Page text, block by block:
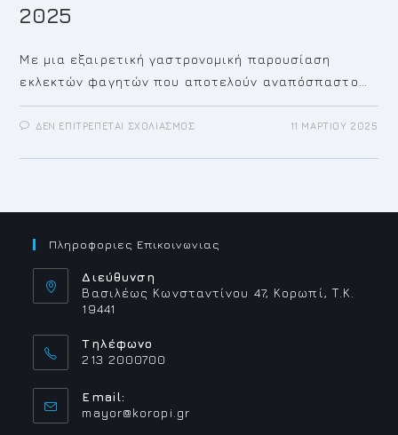
2025
Με μια εξαιρετική γαστρονομική παρουσίαση
εκλεκτών φαγητών που αποτελούν αναπόσπαστο…
ΔΕΝ ΕΠΙΤΡΈΠΕΤΑΙ ΣΧΟΛΙΑΣΜΌΣΣΤΟ
TOUR
11 ΜΑΡΤΊΟΥ 2025
Πληροφοριες Επικοινωνιας
Διεύθυνση
Βασιλέως Κωνσταντίνου 47, Κορωπί, Τ.Κ.
19441
Τηλέφωνο
213 2000700
Email:
mayor@koropi.grOpens